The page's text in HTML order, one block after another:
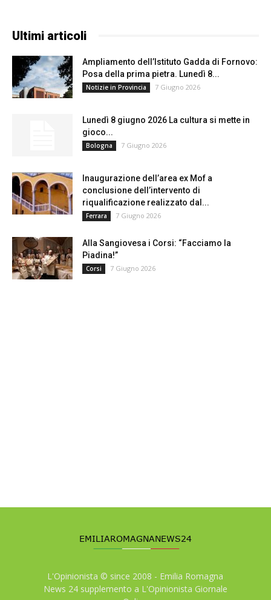
Ultimi articoli
Ampliamento dell’Istituto Gadda di Fornovo:
Posa della prima pietra. Lunedì 8...
Notizie in Provincia 7 Giugno 2026
Lunedì 8 giugno 2026 La cultura si mette in
gioco...
Bologna 7 Giugno 2026
Inaugurazione dell’area ex Mof a
conclusione dell’intervento di
riqualificazione realizzato dal...
Ferrara 7 Giugno 2026
Alla Sangiovesa i Corsi: “Facciamo la
Piadina!”
Corsi 7 Giugno 2026
L'Opinionista © since 2008 - Emilia Romagna
News 24 supplemento a L'Opinionista Giornale